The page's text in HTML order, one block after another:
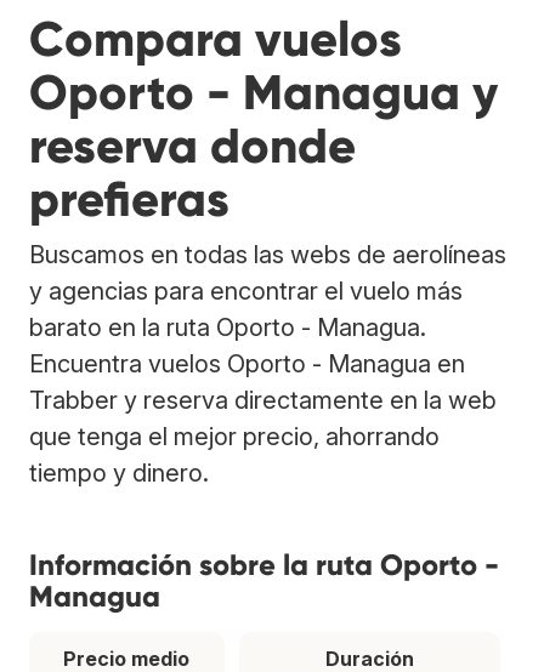
Compara vuelos
Oporto - Managua y
reserva donde
prefieras
Buscamos en todas las webs de aerolíneas
y agencias para encontrar el vuelo más
barato en la ruta Oporto - Managua.
Encuentra vuelos Oporto - Managua en
Trabber y reserva directamente en la web
que tenga el mejor precio, ahorrando
tiempo y dinero.
Información sobre la ruta Oporto -
Managua
Precio medio
Duración